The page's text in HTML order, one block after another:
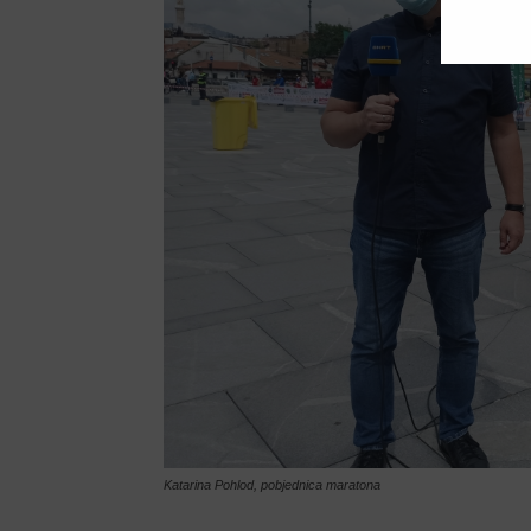
Katarina Pohlod, pobjednica maratona